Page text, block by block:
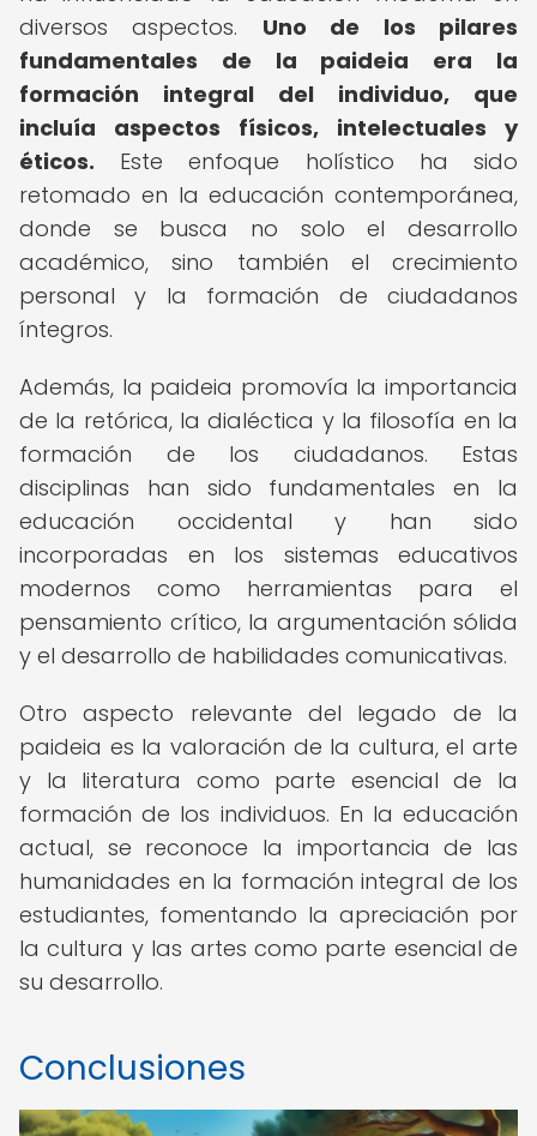
diversos aspectos. Uno de los pilares
fundamentales de la paideia era la
formación integral del individuo, que
incluía aspectos físicos, intelectuales y
éticos. Este enfoque holístico ha sido
retomado en la educación contemporánea,
donde se busca no solo el desarrollo
académico, sino también el crecimiento
personal y la formación de ciudadanos
íntegros.
Además, la paideia promovía la importancia
de la retórica, la dialéctica y la filosofía en la
formación de los ciudadanos. Estas
disciplinas han sido fundamentales en la
educación occidental y han sido
incorporadas en los sistemas educativos
modernos como herramientas para el
pensamiento crítico, la argumentación sólida
y el desarrollo de habilidades comunicativas.
Otro aspecto relevante del legado de la
paideia es la valoración de la cultura, el arte
y la literatura como parte esencial de la
formación de los individuos. En la educación
actual, se reconoce la importancia de las
humanidades en la formación integral de los
estudiantes, fomentando la apreciación por
la cultura y las artes como parte esencial de
su desarrollo.
Conclusiones